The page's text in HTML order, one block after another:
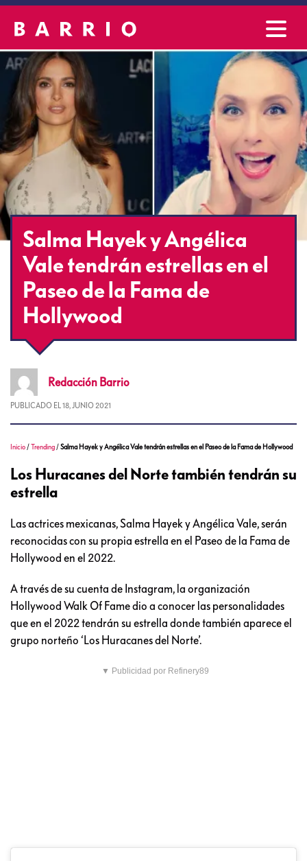
Salma Hayek y Angélica
Vale tendrán estrellas en el
Paseo de la Fama de
Hollywood
Redacción Barrio
PUBLICADO EL 18, JUNIO 2021
Inicio /Trending /Salma Hayek y Angélica Vale tendrán estrellas en el Paseo de la Fama de Hollywood
Los Huracanes del Norte también tendrán su
estrella
Las actrices mexicanas, Salma Hayek y Angélica Vale, serán
reconocidas con su propia estrella en el Paseo de la Fama de
Hollywood en el 2022.
A través de su cuenta de Instagram, la organización
Hollywood Walk Of Fame dio a conocer las personalidades
que en el 2022 tendrán su estrella donde también aparece el
grupo norteño ‘Los Huracanes del Norte’.
▼ Publicidad por Refinery89